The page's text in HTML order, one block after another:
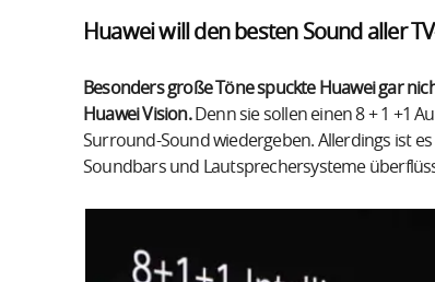
Huawei will den besten Sound aller
Besonders große Töne spuckte Huawei gar
Huawei Vision.Denn sie sollen einen 8 + 1 +1
Surround-Sound wiedergeben. Allerdings ist
Soundbars und Lautsprechersysteme